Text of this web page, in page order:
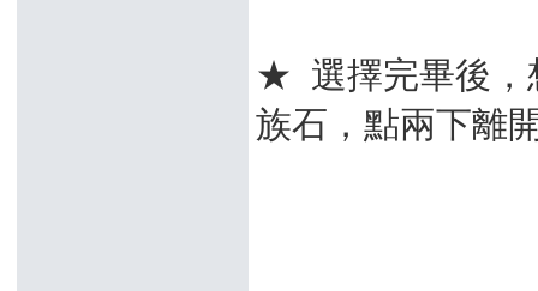
★ 選擇完畢後，
族石，點兩下離